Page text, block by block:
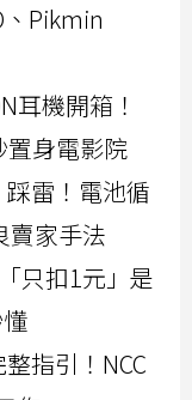
Pikmin
耳機開箱！
置身電影院
雷！電池循
賣家手法
只扣1元」是
指引！NCC